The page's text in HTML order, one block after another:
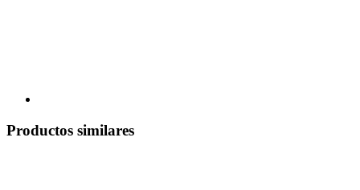
Productos similares